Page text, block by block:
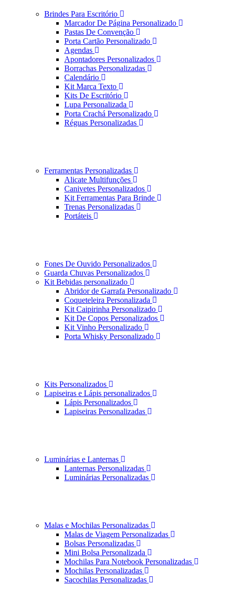
Brindes Para Escritório
Marcador De Página Personalizado
Pastas De Convenção
Porta Cartão Personalizado
Agendas
Apontadores Personalizados
Borrachas Personalizadas
Calendário
Kit Marca Texto
Kits De Escritório
Lupa Personalizada
Porta Crachá Personalizado
Réguas Personalizadas
Ferramentas Personalizadas
Alicate Multifunções
Canivetes Personalizados
Kit Ferramentas Para Brinde
Trenas Personalizadas
Portáteis
Fones De Ouvido Personalizados
Guarda Chuvas Personalizados
Kit Bebidas personalizado
Abridor de Garrafa Personalizado
Coqueteleira Personalizada
Kit Caipirinha Personalizado
Kit De Copos Personalizados
Kit Vinho Personalizado
Porta Whisky Personalizado
Kits Personalizados
Lapiseiras e Lápis personalizados
Lápis Personalizados
Lapiseiras Personalizadas
Luminárias e Lanternas
Lanternas Personalizadas
Luminárias Personalizadas
Malas e Mochilas Personalizadas
Malas de Viagem Personalizadas
Bolsas Personalizadas
Mini Bolsa Personalizada
Mochilas Para Notebook Personalizadas
Mochilas Personalizadas
Sacochilas Personalizadas